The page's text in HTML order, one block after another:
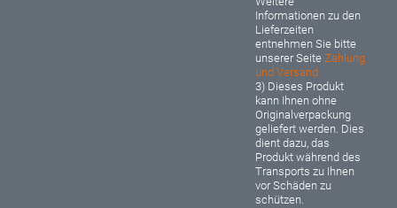
Informationen zu den
Lieferzeiten
entnehmen Sie bitte
unserer SeiteZahlung
und Versand
3) Dieses Produkt
kann Ihnen ohne
Originalverpackung
geliefert werden. Dies
dient dazu, das
Produkt während des
Transports zu Ihnen
vor Schäden zu
schützen.